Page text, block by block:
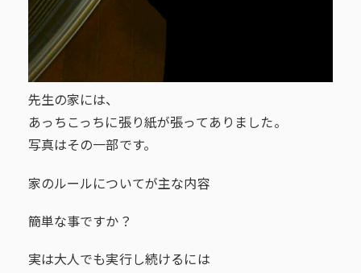
先生の家には、
あっちこっちに張り紙が張ってありました。
写真はその一部です。
家のルールについてが主な内容
簡単な事ですか？
実は大人でも実行し続けるには